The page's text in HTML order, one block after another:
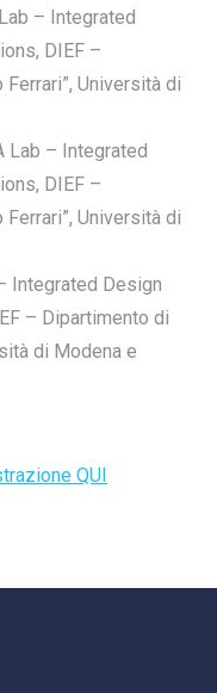
– Integrated
DIEF –
Università di
Lab – Integrated
DIEF –
Università di
Integrated Design
– Dipartimento di
di Modena e
QUI